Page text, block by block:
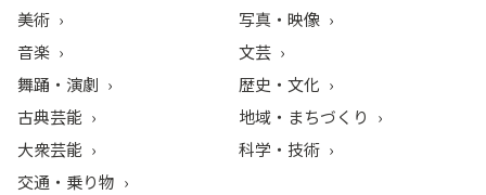
美術
音楽
舞踊・演劇
古典芸能
大衆芸能
写真・映像
文芸
歴史・文化
地域・まちづくり
科学・技術
交通・乗り物